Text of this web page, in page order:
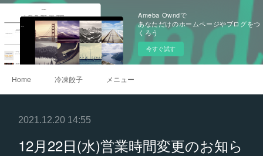
Ameba Owndで
あなただけのホームページやブログをつ
くろう
今すぐ試す
Home 冷凍餃子 メニュー
2021.12.20 14:55
12月22日(水)営業時間変更のお知ら